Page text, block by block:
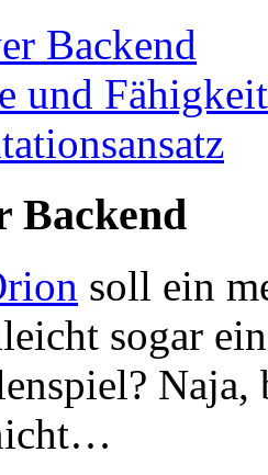
Backend
und
Backend
soll ein
sogar
Naja,